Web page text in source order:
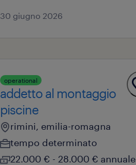
30 giugno 2026
operational
addetto al montaggio
piscine
rimini, emilia-romagna
tempo determinato
22.000 € - 28.000 € annuale